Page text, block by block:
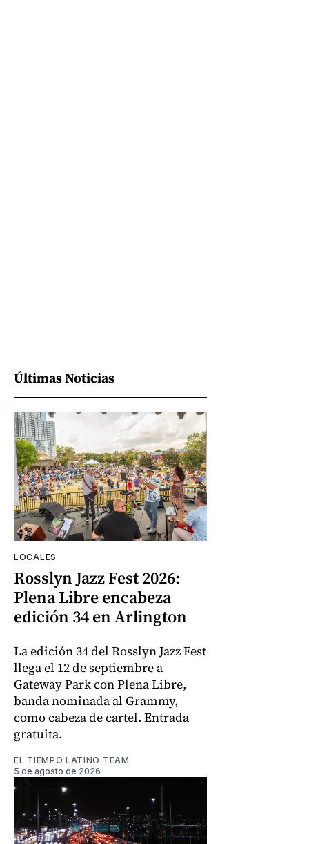
Últimas Noticias
LOCALES
Rosslyn Jazz Fest 2026:
Plena Libre encabeza
edición 34 en Arlington
La edición 34 del Rosslyn Jazz Fest
llega el 12 de septiembre a
Gateway Park con Plena Libre,
banda nominada al Grammy,
como cabeza de cartel. Entrada
gratuita.
EL TIEMPO LATINO TEAM
5 de agosto de 2026